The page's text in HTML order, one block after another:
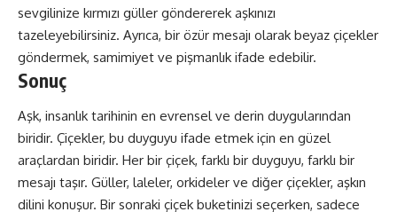
sevgilinize kırmızı güller göndererek aşkınızı
tazeleyebilirsiniz. Ayrıca, bir özür mesajı olarak beyaz çiçekler
göndermek, samimiyet ve pişmanlık ifade edebilir.
Sonuç
Aşk, insanlık tarihinin en evrensel ve derin duygularından
biridir. Çiçekler, bu duyguyu ifade etmek için en güzel
araçlardan biridir. Her bir çiçek, farklı bir duyguyu, farklı bir
mesajı taşır. Güller, laleler, orkideler ve diğer çiçekler, aşkın
dilini konuşur. Bir sonraki çiçek buketinizi seçerken, sadece